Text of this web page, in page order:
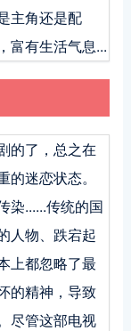
主角还是配
富有生活气息...
的了，总之在
迷恋状态。
染......传统的国
人物、跌宕起
上都忽略了最
的精神，导致
尽管这部电视